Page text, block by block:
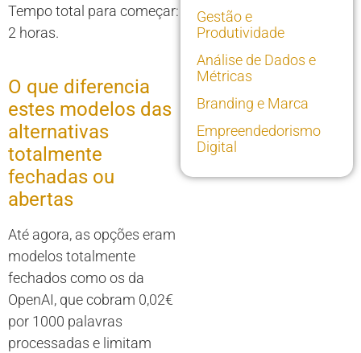
Tempo total para começar:
2 horas.
O que diferencia
estes modelos das
alternativas
totalmente
fechadas ou
abertas
Até agora, as opções eram
modelos totalmente
fechados como os da
OpenAI, que cobram 0,02€
por 1000 palavras
processadas e limitam
Gestão e
Produtividade
Análise de Dados e
Métricas
Branding e Marca
Empreendedorismo
Digital